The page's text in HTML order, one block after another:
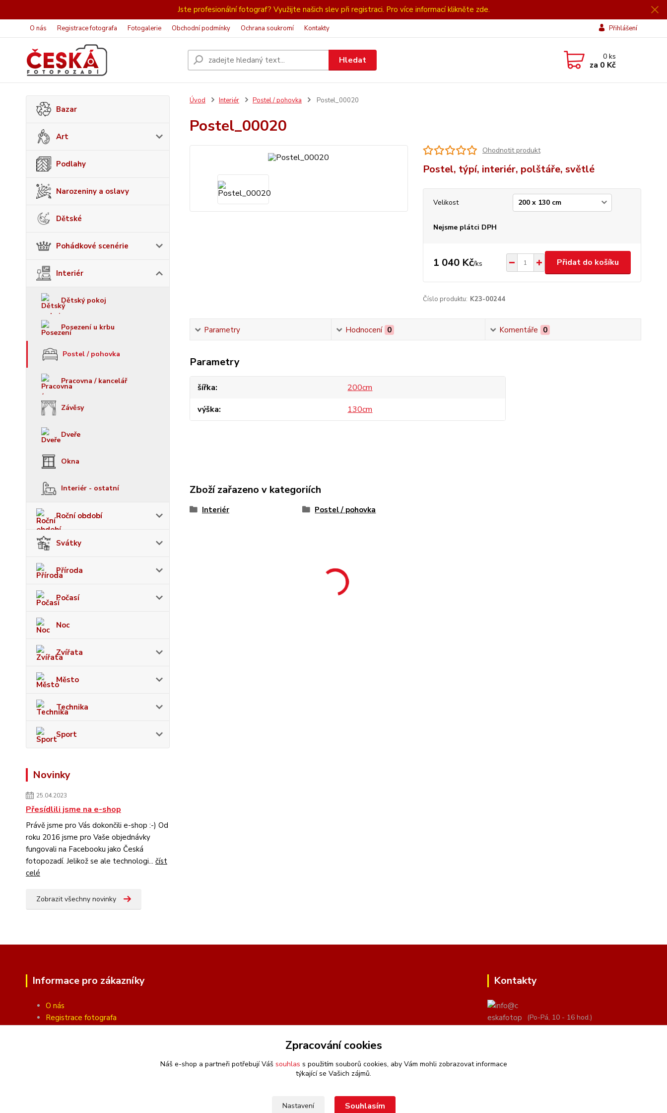
Jste profesionální fotograf? Využijte našich slev při registraci. Pro více informací klikněte zde.
O nás Registrace fotografa Fotogalerie Obchodní podmínky Ochrana soukromí Kontakty Přihlášení
Hledat 0ks
za 0 Kč
Bazar
Art
Podlahy
Narozeniny a oslavy
Dětské
Pohádkové scenérie
Interiér
Dětský pokoj
Posezení u krbu
Postel / pohovka
Pracovna / kancelář
Závěsy
Dveře
Okna
Interiér - ostatní
Roční období
Svátky
Příroda
Počasí
Noc
Zvířata
Město
Technika
Sport
Novinky
25.04.2023
Přesídlili jsme na e-shop
Právě jsme pro Vás dokončili e-shop :-) Od
roku 2016 jsme pro Vaše objednávky
fungovali na Facebooku jako Česká
fotopozadí. Jelikož se ale technologi... číst
celé
Zobrazit všechny novinky
Úvod Interiér Postel / pohovka Postel_00020
Postel_00020
Ohodnotit produkt
Postel, týpí, interiér, polštáře, světlé
Velikost
Nejsme plátci DPH
1 040 Kč/ks Přidat do košíku
Číslo produktu: K23-00244
Parametry Hodnocení 0 Komentáře 0
Parametry
šířka
200cm
výška
130cm
Zboží zařazeno v kategoriích
Interiér Postel / pohovka
Informace pro zákazníky
O nás
Registrace fotografa
Kontakty
(Po-Pá, 10 - 16 hod.)
Zpracování cookies
Náš e-shop a partneři potřebují Váš souhlas s použitím souborů cookies, aby Vám mohli zobrazovat informace
týkající se Vašich zájmů.
Nastavení Souhlasím